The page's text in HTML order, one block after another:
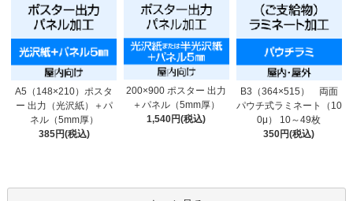
A5（148×210）ポスタ
ー 出力（光沢紙）＋パ
ネル（5mm厚）
385円(税込)
200×900 ポスター 出力
＋パネル（5mm厚）
1,540円(税込)
B3（364×515） 両面
パウチ式ラミネート（10
0μ） 10～49枚
350円(税込)